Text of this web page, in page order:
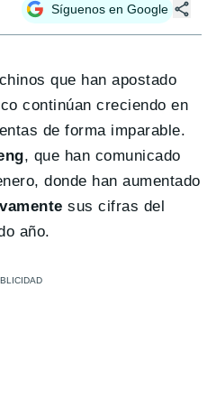
Síguenos en Google
que han apostado
continúan creciendo en
de forma imparable.
, que han comunicado
donde han aumentado
sus cifras del
año.